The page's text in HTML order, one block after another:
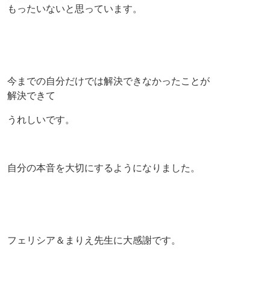
もったいないと思っています。
今までの自分だけでは解決できなかったことが
解決できて
うれしいです。
自分の本音を大切にするようになりました。
フェリシア＆まりえ先生に大感謝です。